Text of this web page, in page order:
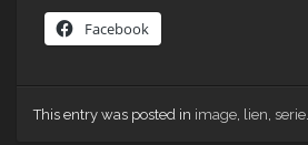
Facebook
This entry was posted in image lien serie